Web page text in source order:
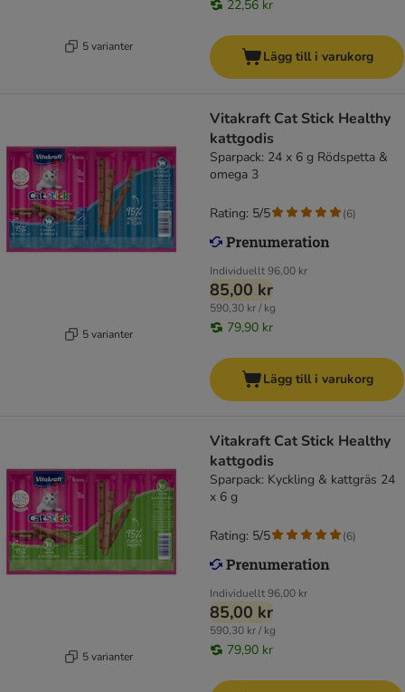
5 varianter
22,56 kr
Lägg till i varukorg
5 varianter
Vitakraft Cat Stick Healthy
kattgodis
Sparpack: 24 x 6 g Rödspetta &
omega 3
Individuellt96,00 kr
85,00 kr
590,30 kr / kg
79,90 kr
Rating: 5/5 (6)
Lägg till i varukorg
5 varianter
Vitakraft Cat Stick Healthy
kattgodis
Sparpack: Kyckling & kattgräs 24
x 6 g
Individuellt96,00 kr
85,00 kr
590,30 kr / kg
79,90 kr
Rating: 5/5 (6)